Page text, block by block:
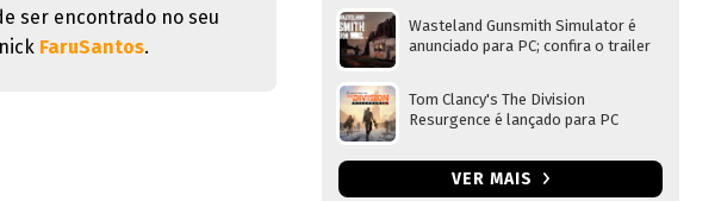
ser encontrado no seu
FaruSantos.
Wasteland Gunsmith Simulator é
anunciado para PC; confira o trailer
Tom Clancy's The Division
Resurgence é lançado para PC
VER MAIS